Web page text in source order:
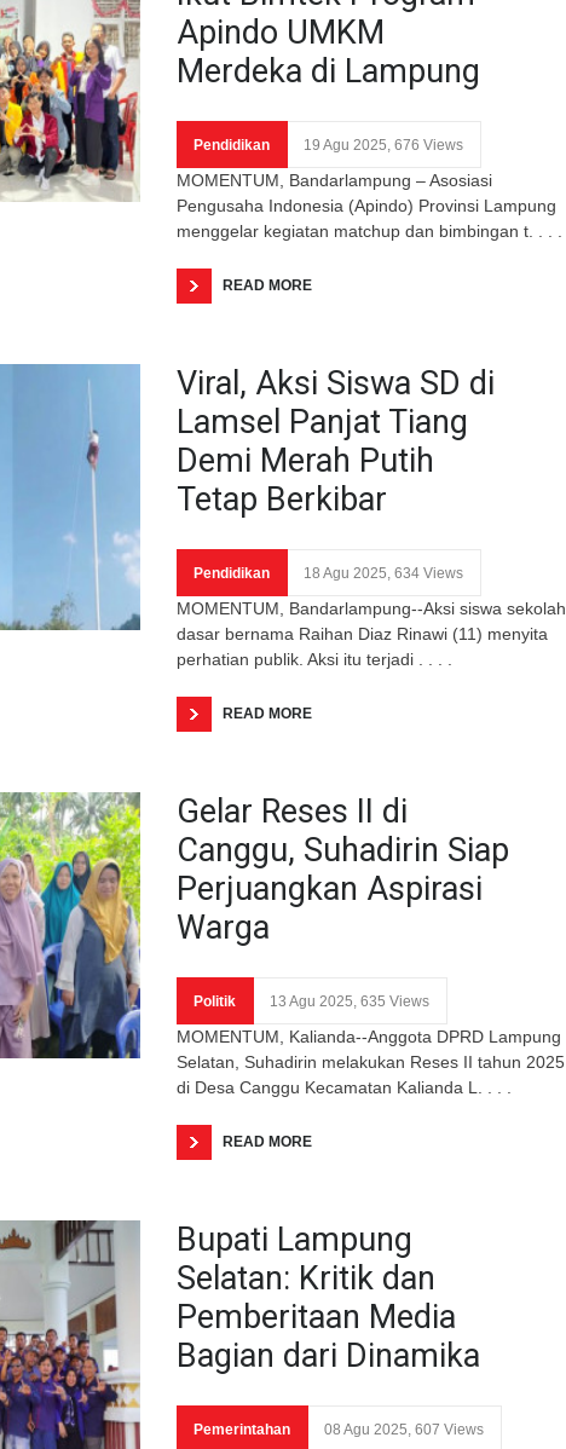
Apindo UMKM
Merdeka di Lampung
Pendidikan 19 Agu 2025, 676 Views
MOMENTUM, Bandarlampung – Asosiasi
Pengusaha Indonesia (Apindo) Provinsi Lampung
menggelar kegiatan matchup dan bimbingan t. . . .
READ MORE
Viral, Aksi Siswa SD di
Lamsel Panjat Tiang
Demi Merah Putih
Tetap Berkibar
Pendidikan 18 Agu 2025, 634 Views
MOMENTUM, Bandarlampung--Aksi siswa sekolah
dasar bernama Raihan Diaz Rinawi (11) menyita
perhatian publik. Aksi itu terjadi . . . .
READ MORE
Gelar Reses II di
Canggu, Suhadirin Siap
Perjuangkan Aspirasi
Warga
Politik 13 Agu 2025, 635 Views
MOMENTUM, Kalianda--Anggota DPRD Lampung
Selatan, Suhadirin melakukan Reses II tahun 2025
di Desa Canggu Kecamatan Kalianda L. . . .
READ MORE
Bupati Lampung
Selatan: Kritik dan
Pemberitaan Media
Bagian dari Dinamika
Pemerintahan 08 Agu 2025, 607 Views